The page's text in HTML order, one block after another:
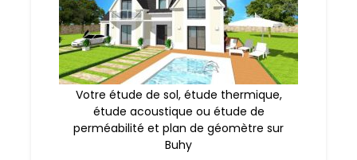
Votre étude de sol, étude thermique,
étude acoustique ou étude de
perméabilité et plan de géomètre sur
Buhy